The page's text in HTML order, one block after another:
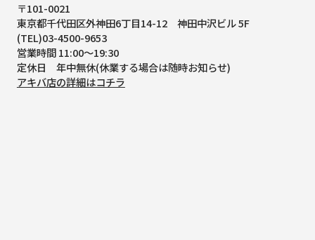
〒101-0021
東京都千代田区外神田6丁目14-12 神田中沢ビル 5F
(TEL)03-4500-9653
営業時間 11:00～19:30
定休日 年中無休(休業する場合は随時お知らせ)
アキバ店の詳細はコチラ